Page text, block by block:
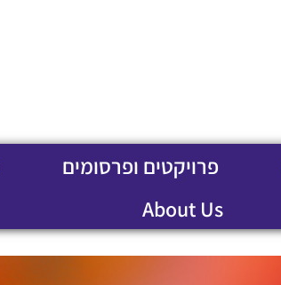
פרויקטים ופרסומים
About Us